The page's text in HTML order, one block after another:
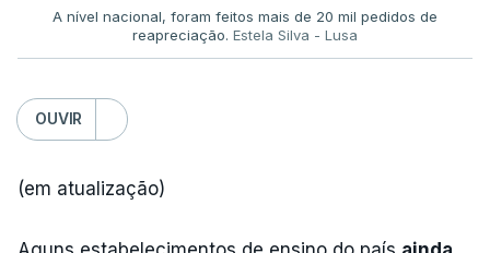
A nível nacional, foram feitos mais de 20 mil pedidos de
reapreciação. Estela Silva - Lusa
OUVIR
(em atualização)